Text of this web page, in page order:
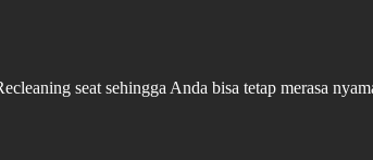
seat sehingga Anda bisa tetap merasa